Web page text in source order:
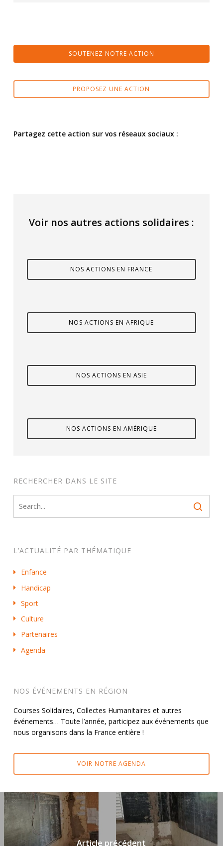
SOUTENEZ NOTRE ACTION
PROPOSEZ UNE ACTION
Partagez cette action sur vos réseaux sociaux :
Voir nos autres actions solidaires :
NOS ACTIONS EN FRANCE
NOS ACTIONS EN AFRIQUE
NOS ACTIONS EN ASIE
NOS ACTIONS EN AMÉRIQUE
RECHERCHER DANS LE SITE
L’ACTUALITÉ PAR THÉMATIQUE
Enfance
Handicap
Sport
Culture
Partenaires
Agenda
NOS ÉVÉNEMENTS EN RÉGION
Courses Solidaires, Collectes Humanitaires et autres
événements… Toute l’année, participez aux événements que
nous organisons dans la France entière !
VOIR NOTRE AGENDA
Article précédent